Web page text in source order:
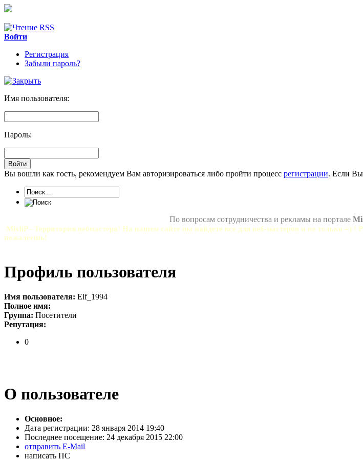
Войти
Регистрация
Забыли пароль?
Имя пользователя:
Пароль:
Вы вошли как гость, рекомендуем Вам авторизироваться либо пройти процесс регистрации. Если Вы
По вопросам сотрудничества и рекламы на портале
MixliP - Территория вебмастера! На нашем сайте вы найдете все для веб-мастеров и не только
пожалеешь!
Профиль пользователя
Имя пользователя: Elf_1994
Полное имя:
Группа: Посетители
Репутация:
0
О пользователе
Основное:
Дата регистрации: 28 января 2014 19:40
Последнее посещение: 24 декабря 2015 22:00
отправить E-Mail
написать ПС